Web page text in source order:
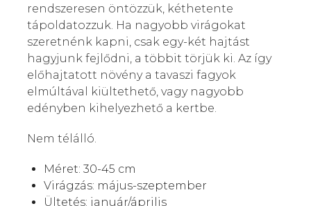
rendszeresen öntözzük, kéthetente
tápoldatozzuk. Ha nagyobb virágokat
szeretnénk kapni, csak egy-két hajtást
hagyjunk fejlődni, a többit törjük ki. Az így
előhajtatott növény a tavaszi fagyok
elmúltával kiültethető, vagy nagyobb
edényben kihelyezhető a kertbe.
Nem télálló.
Méret: 30-45 cm
Virágzás: május-szeptember
Ültetés: január/április